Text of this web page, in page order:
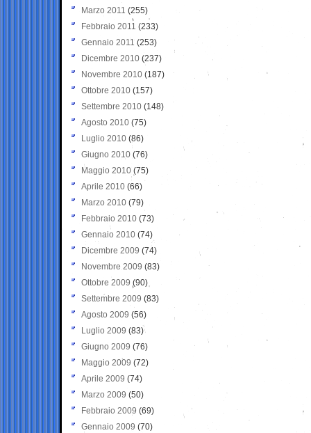
Marzo 2011 (255)
Febbraio 2011 (233)
Gennaio 2011 (253)
Dicembre 2010 (237)
Novembre 2010 (187)
Ottobre 2010 (157)
Settembre 2010 (148)
Agosto 2010 (75)
Luglio 2010 (86)
Giugno 2010 (76)
Maggio 2010 (75)
Aprile 2010 (66)
Marzo 2010 (79)
Febbraio 2010 (73)
Gennaio 2010 (74)
Dicembre 2009 (74)
Novembre 2009 (83)
Ottobre 2009 (90)
Settembre 2009 (83)
Agosto 2009 (56)
Luglio 2009 (83)
Giugno 2009 (76)
Maggio 2009 (72)
Aprile 2009 (74)
Marzo 2009 (50)
Febbraio 2009 (69)
Gennaio 2009 (70)